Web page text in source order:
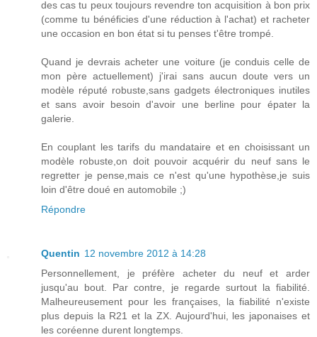
des cas tu peux toujours revendre ton acquisition à bon prix
(comme tu bénéficies d'une réduction à l'achat) et racheter
une occasion en bon état si tu penses t'être trompé.
Quand je devrais acheter une voiture (je conduis celle de
mon père actuellement) j'irai sans aucun doute vers un
modèle réputé robuste,sans gadgets électroniques inutiles
et sans avoir besoin d'avoir une berline pour épater la
galerie.
En couplant les tarifs du mandataire et en choisissant un
modèle robuste,on doit pouvoir acquérir du neuf sans le
regretter je pense,mais ce n'est qu'une hypothèse,je suis
loin d'être doué en automobile ;)
Répondre
Quentin 12 novembre 2012 à 14:28
Personnellement, je préfère acheter du neuf et arder
jusqu'au bout. Par contre, je regarde surtout la fiabilité.
Malheureusement pour les françaises, la fiabilité n'existe
plus depuis la R21 et la ZX. Aujourd'hui, les japonaises et
les coréenne durent longtemps.